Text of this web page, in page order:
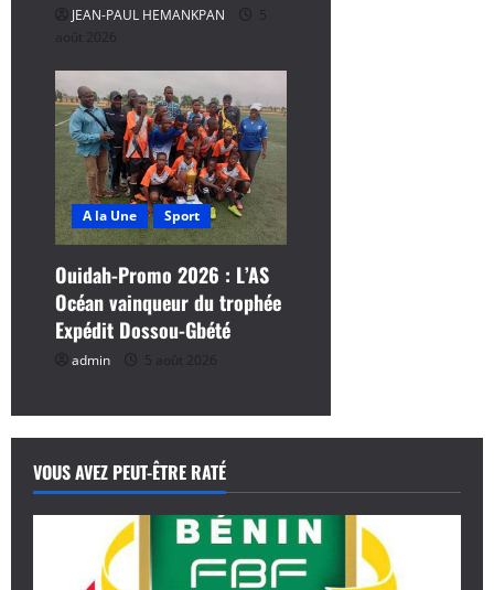
JEAN-PAUL HEMANKPAN
5
août 2026
A la Une Sport
Ouidah-Promo 2026 : L’AS
Océan vainqueur du trophée
Expédit Dossou-Gbété
admin 5 août 2026
VOUS AVEZ PEUT-ÊTRE RATÉ